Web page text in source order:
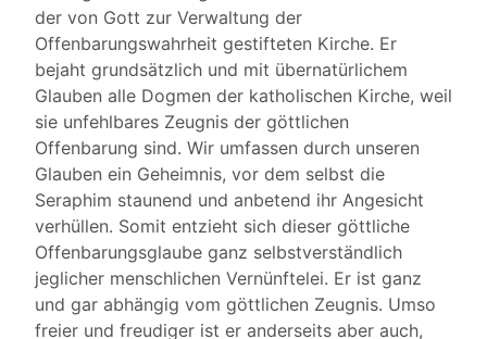
der von Gott zur Verwaltung der
Offenbarungswahrheit gestifteten Kirche. Er
bejaht grundsätzlich und mit übernatürlichem
Glauben alle Dogmen der katholischen Kirche, weil
sie unfehlbares Zeugnis der göttlichen
Offenbarung sind. Wir umfassen durch unseren
Glauben ein Geheimnis, vor dem selbst die
Seraphim staunend und anbetend ihr Angesicht
verhüllen. Somit entzieht sich dieser göttliche
Offenbarungsglaube ganz selbstverständlich
jeglicher menschlichen Vernünftelei. Er ist ganz
und gar abhängig vom göttlichen Zeugnis. Umso
freier und freudiger ist er anderseits aber auch,